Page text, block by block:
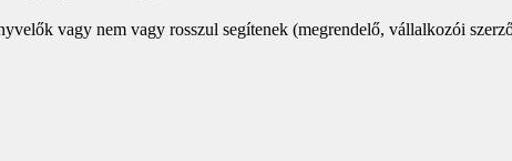
vagy nem vagy rosszul segítenek (megrendelő, vállalkozói